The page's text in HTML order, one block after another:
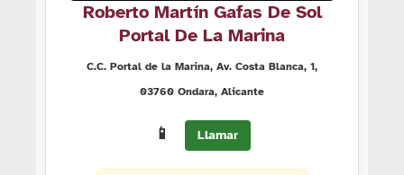
Roberto Martín Gafas De Sol
Portal De La Marina
C.C. Portal de la Marina, Av. Costa Blanca, 1,
03760 Ondara, Alicante
📱 Llamar